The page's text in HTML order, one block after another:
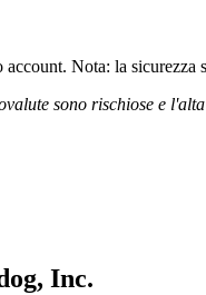
Nota: la
sono rischiose e
Inc.